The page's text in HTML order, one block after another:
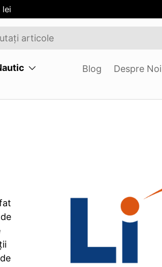
lei
Blog Despre Noi